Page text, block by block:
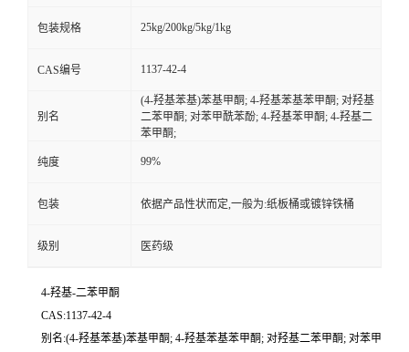
包装规格 25kg/200kg/5kg/1kg
CAS编号 1137-42-4
别名
(4-羟基苯基)苯基甲酮; 4-羟基苯基苯甲酮; 对羟基
二苯甲酮; 对苯甲酰苯酚; 4-羟基苯甲酮; 4-羟基二
苯甲酮;
纯度 99%
包装 依据产品性状而定,一般为:纸板桶或镀锌铁桶
级别 医药级
4-羟基-二苯甲酮
CAS:1137-42-4
别名:(4-羟基苯基)苯基甲酮; 4-羟基苯基苯甲酮; 对羟基二苯甲酮; 对苯甲